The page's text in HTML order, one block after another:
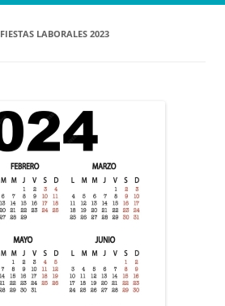
FIESTAS LABORALES 2023